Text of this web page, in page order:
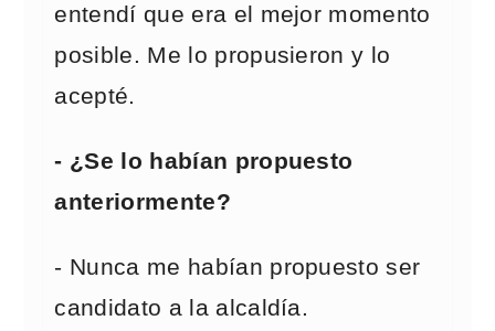
entendí que era el mejor momento
posible. Me lo propusieron y lo
acepté.
- ¿Se lo habían propuesto
anteriormente?
- Nunca me habían propuesto ser
candidato a la alcaldía.